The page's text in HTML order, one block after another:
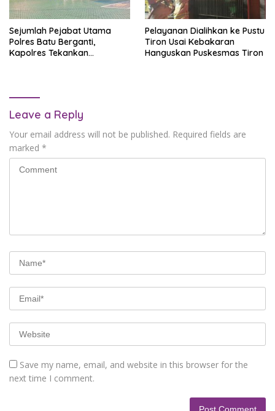
Sejumlah Pejabat Utama
Polres Batu Berganti,
Kapolres Tekankan
Pelayanan Dialihkan ke Pustu
Tiron Usai Kebakaran
Hanguskan Puskesmas Tiron
Leave a Reply
Your email address will not be published. Required fields are
marked *
Save my name, email, and website in this browser for the
next time I comment.